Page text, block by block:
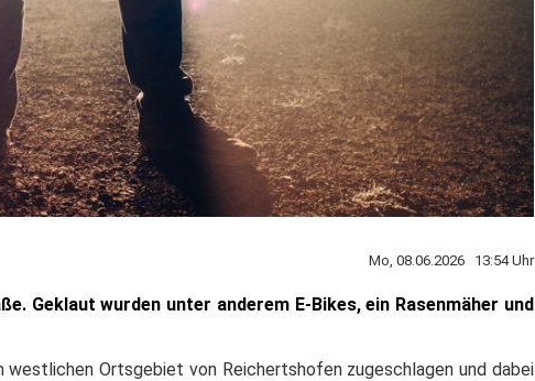
Mo, 08.06.2026 13:54 Uhr
Geklaut wurden unter anderem E-Bikes, ein Rasenmäher und
Ortsgebiet von Reichertshofen zugeschlagen und dabei